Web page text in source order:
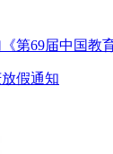
第69届中国教
假通知